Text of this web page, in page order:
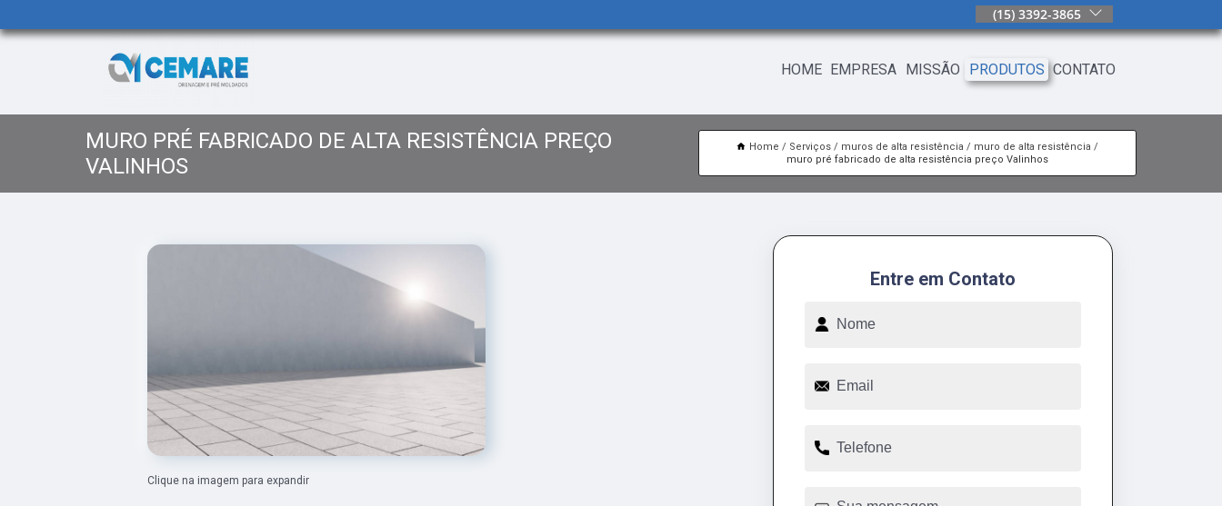
(15) 3392-3865
HOME EMPRESA MISSÃO PRODUTOS CONTATO
MURO PRÉ FABRICADO DE ALTA RESISTÊNCIA PREÇO
VALINHOS
Home Serviços muros de alta resistência
muro de alta resistência
muro pré fabricado de alta resistência preço Valinhos
Clique na imagem para expandir
Entre em Contato